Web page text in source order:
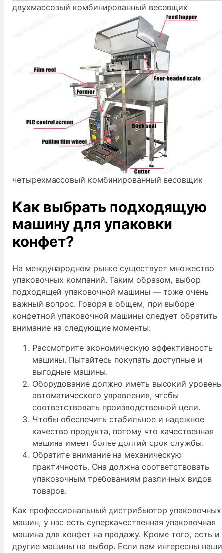
двухмассовый комбинированный весовщик
четырехмассовый комбинированный весовщик
Как выбрать подходящую
машину для упаковки
конфет?
На международном рынке существует множество
упаковочных компаний. Таким образом, выбор
подходящей упаковочной машины — тоже очень
важный вопрос. Говоря в общем, при выборе
конфетной упаковочной машины следует обратить
внимание на следующие моменты:
Рассмотрите экономическую эффективность
машины. Пытайтесь покупать доступные и
выгодные машины.
Оборудование должно иметь высокий уровень
автоматического управления, чтобы
соответствовать производственной цели.
Чтобы обеспечить стабильное и надежное
качество продукта, потому что качественная
машина имеет более долгий срок службы.
Обратите внимание на механическую
практичность. Она должна соответствовать
упаковочным требованиям различных видов
товаров.
Как профессиональный дистрибьютор упаковочных
машин, у нас есть суперкачественная упаковочная
машина для конфет на продажу. Кроме того, есть и
другие машины на выбор. Если вам интересны наши